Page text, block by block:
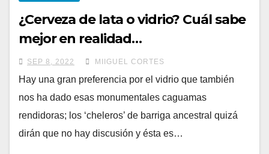
¿Cerveza de lata o vidrio? Cuál sabe
mejor en realidad…
SEP 8, 2022 MIIGUEL CORTES
Hay una gran preferencia por el vidrio que también
nos ha dado esas monumentales caguamas
rendidoras; los ‘cheleros’ de barriga ancestral quizá
dirán que no hay discusión y ésta es…